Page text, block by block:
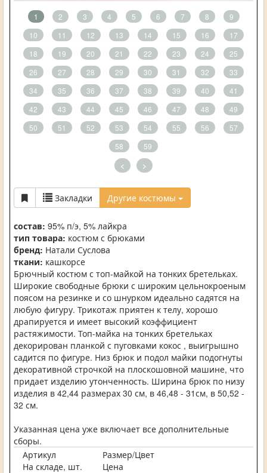
1 2 3 4 5 6 7 8
9
10
11 12 13 14 15 16
17
18
19 20 21 22 23 24
25
26
27 28 29 30 31 32
33
34
35 36 37 38 39 40
41
42
43 44 45 46 47 48
49
50
51 52 53 54 55 56
57
58
59
< >
Закладки Другие костюмы
состав: 95% п/э, 5% лайкра
тип товара: костюм с брюками
бренд: Натали Суслова
ткани: кашкорсе
Брючный костюм с топ-майкой на тонких бретельках.
Широкие свободные брюки с широким цельнокроеным
поясом на резинке и со шнурком идеально садятся на
любую фигуру. Трикотаж приятен к телу, хорошо
драпируется и имеет высокий коэффициент
растяжимости. Топ-майка на тонких бретельках
декорирован планкой с пуговками кокос , выигрышно
садится по фигуре. Низ брюк и подол майки подогнуты
декоративной строчкой на плоскошовной машине, что
придает изделию утонченность. Ширина брюк по низу
изделия в 42,44 размерах 30 см, в 46,48 - 31см, в 50,52 -
32 см.
Указанная цена уже включает все дополнительные
сборы.
Артикул
Размер/Цвет
На складе, шт.
Цена